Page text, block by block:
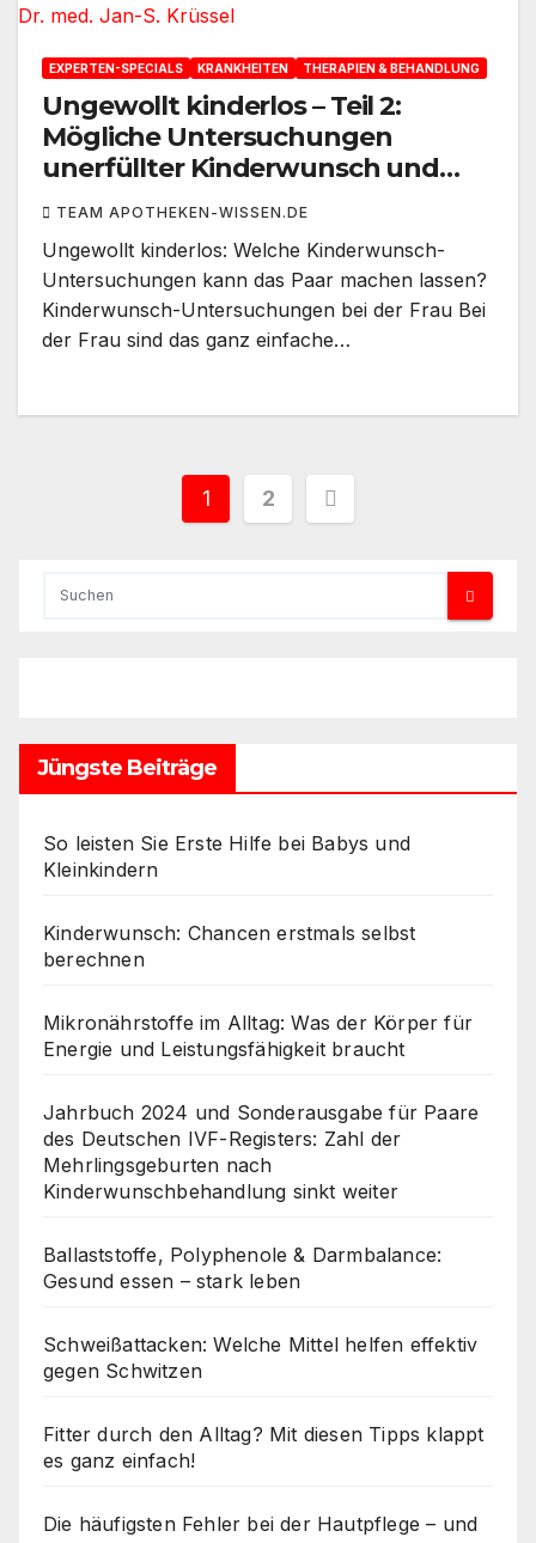
EXPERTEN-SPECIALS KRANKHEITEN THERAPIEN & BEHANDLUNG
Ungewollt kinderlos – Teil 2:
Mögliche Untersuchungen
unerfüllter Kinderwunsch und
Behandlungen unerfüllter
TEAM APOTHEKEN-WISSEN.DE
Ungewollt kinderlos: Welche Kinderwunsch-
Untersuchungen kann das Paar machen lassen?
Kinderwunsch-Untersuchungen bei der Frau Bei
der Frau sind das ganz einfache…
1 2
Jüngste Beiträge
So leisten Sie Erste Hilfe bei Babys und
Kleinkindern
Kinderwunsch: Chancen erstmals selbst
berechnen
Mikronährstoffe im Alltag: Was der Körper für
Energie und Leistungsfähigkeit braucht
Jahrbuch 2024 und Sonderausgabe für Paare
des Deutschen IVF-Registers: Zahl der
Mehrlingsgeburten nach
Kinderwunschbehandlung sinkt weiter
Ballaststoffe, Polyphenole & Darmbalance:
Gesund essen – stark leben
Schweißattacken: Welche Mittel helfen effektiv
gegen Schwitzen
Fitter durch den Alltag? Mit diesen Tipps klappt
es ganz einfach!
Die häufigsten Fehler bei der Hautpflege – und